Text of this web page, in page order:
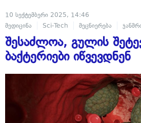
10 სექტემბერი 2025, 14:46
მედიცინა
Sci-Tech მეცნიერება
შესაძლოა, გულის
ბაქტერიები იწვევდნენ